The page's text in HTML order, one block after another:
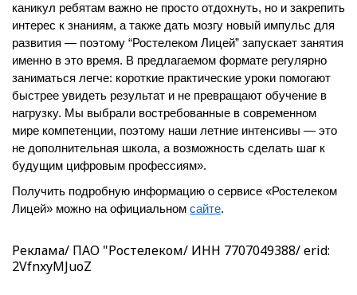
каникул ребятам важно не просто отдохнуть, но и закрепить
интерес к знаниям, а также дать мозгу новый импульс для
развития — поэтому “Ростелеком Лицей” запускает занятия
именно в это время. В предлагаемом формате регулярно
заниматься легче: короткие практические уроки помогают
быстрее увидеть результат и не превращают обучение в
нагрузку. Мы выбрали востребованные в современном
мире компетенции, поэтому наши летние интенсивы — это
не дополнительная школа, а возможность сделать шаг к
будущим цифровым профессиям».
Получить подробную информацию о сервисе «Ростелеком
Лицей» можно на официальном сайте.
Реклама/ ПАО "Ростелеком/ ИНН 7707049388/ erid:
2VfnxyMJuoZ